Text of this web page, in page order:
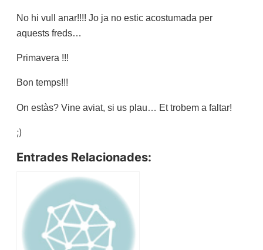
No hi vull anar!!!! Jo ja no estic acostumada per
aquests freds…
Primavera !!!
Bon temps!!!
On estàs? Vine aviat, si us plau… Et trobem a faltar!
;)
Entrades Relacionades: